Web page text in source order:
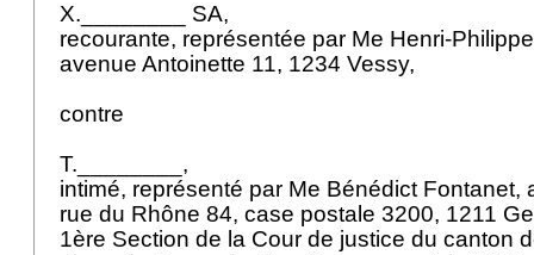
X.________ SA,
recourante, représentée par Me Henri-
avenue Antoinette 11, 1234 Vessy,
contre
T.________,
intimé, représenté par Me Bénédict Fontanet,
rue du Rhône 84, case postale 3200, 1211
1ère Section de la Cour de justice du canton